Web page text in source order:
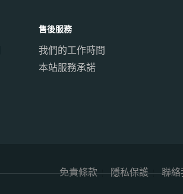
售後服務
我們的工作時間
本站服務承諾
免責條款 隱私保護 聯絡